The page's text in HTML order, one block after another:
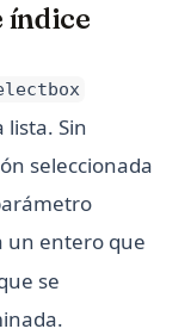
índice
lista. Sin
seleccionada
un entero que
se